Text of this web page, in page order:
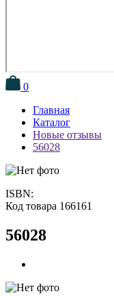
0
Главная
Каталог
Новые отзывы
56028
ISBN:
Код товара 166161
56028